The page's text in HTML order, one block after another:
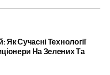
Як Сучасні Технології
На Зелених Та